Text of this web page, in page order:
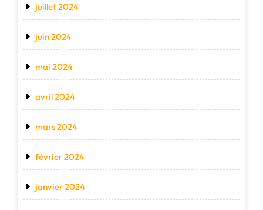
juillet 2024
juin 2024
mai 2024
avril 2024
mars 2024
février 2024
janvier 2024